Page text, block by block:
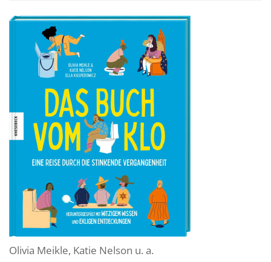
Olivia Meikle, Katie Nelson u. a.